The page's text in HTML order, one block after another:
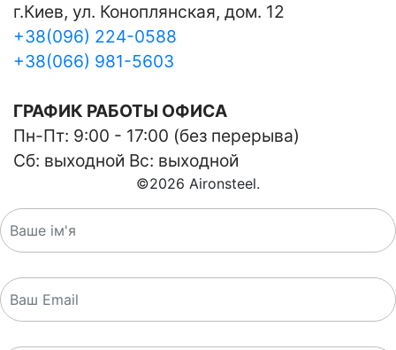
г.Киев, ул. Коноплянская, дом. 12
+38(096) 224-0588
+38(066) 981-5603
ГРАФИК РАБОТЫ ОФИСА
Пн-Пт: 9:00 - 17:00 (без перерыва)
Сб: выходной Вс: выходной
©2026 Aironsteel.